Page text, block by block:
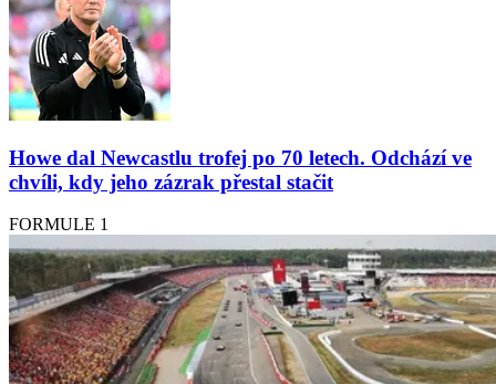
Howe dal Newcastlu trofej po 70 letech. Odchází ve
chvíli, kdy jeho zázrak přestal stačit
FORMULE 1